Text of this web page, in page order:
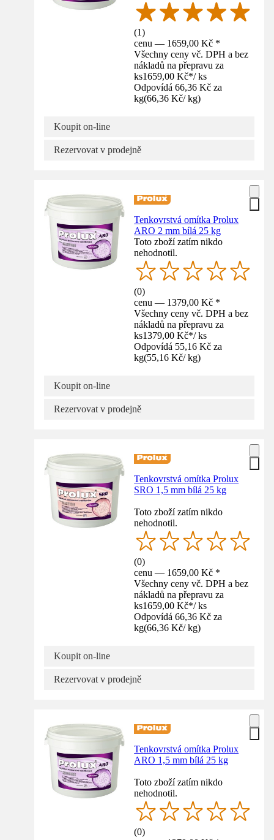
(1)
cenu — 1659,00 Kč *
Všechny ceny vč. DPH a bez
nákladů na přepravu za
ks1659,00 Kč*/ ks
Odpovídá 66,36 Kč za
kg(66,36 Kč/ kg)
Koupit on-line
Rezervovat v prodejně
Tenkovrstvá omítka Prolux
ARO 2 mm bílá 25 kg
Toto zboží zatím nikdo
nehodnotil.
(0)
cenu — 1379,00 Kč *
Všechny ceny vč. DPH a bez
nákladů na přepravu za
ks1379,00 Kč*/ ks
Odpovídá 55,16 Kč za
kg(55,16 Kč/ kg)
Koupit on-line
Rezervovat v prodejně
Tenkovrstvá omítka Prolux
SRO 1,5 mm bílá 25 kg
Toto zboží zatím nikdo
nehodnotil.
(0)
cenu — 1659,00 Kč *
Všechny ceny vč. DPH a bez
nákladů na přepravu za
ks1659,00 Kč*/ ks
Odpovídá 66,36 Kč za
kg(66,36 Kč/ kg)
Koupit on-line
Rezervovat v prodejně
Tenkovrstvá omítka Prolux
ARO 1,5 mm bílá 25 kg
Toto zboží zatím nikdo
nehodnotil.
(0)